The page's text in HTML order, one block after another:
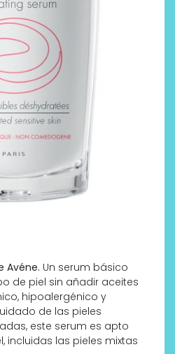
Avéne. Un serum básico
de piel sin añadir aceites
hipoalergénico y
de las pieles
este serum es apto
incluidas las pieles mixtas